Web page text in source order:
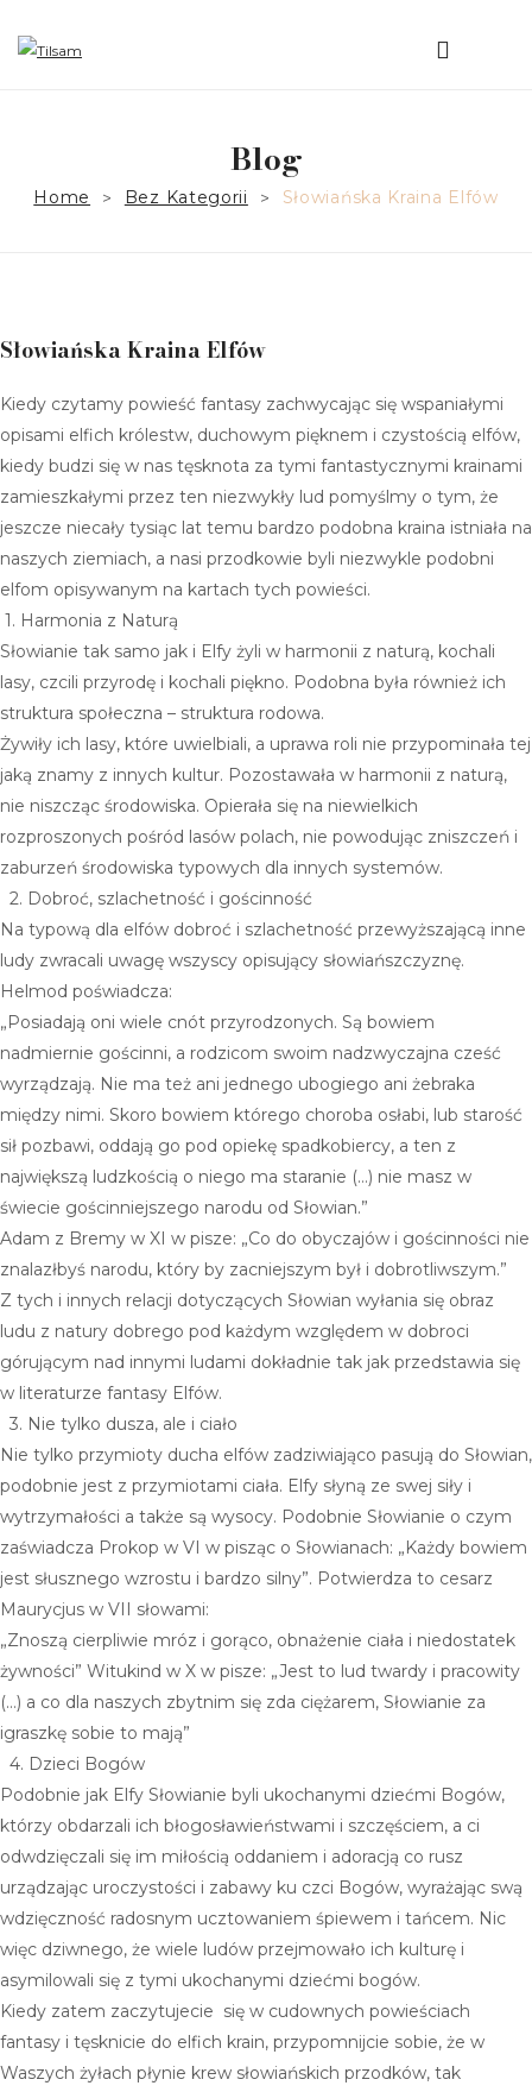
MISJA
NASZYJNIKI
PIERŚCIONKI
BRANSOLETKI
KOLCZYKI
Mitra Tilsam
Telesto Tilsam
Kirke Tilsam
Alkione Tilsam
Moonstone Tilsam
Asteria Tislam
KUPUJ Z INTENCJĄ
Balans
Dostatek
Ochrona
Odwaga
Rozwój
Wyciszenie
WYBIERZ SWÓJ KAMIEŃ
AKWAMARYN
SKAPOLIT
TOPAZ
DIAMENT HERKIMER
MOONSTONE
RUBIN
BLOG
HUMAN DESIGN
CZYM JEST HUMAN DESIGN
JAK WYBRAĆ KAMIEŃ
Blog
Home > Bez Kategorii > Słowiańska Kraina Elfów
Słowiańska Kraina Elfów
Kiedy czytamy powieść fantasy zachwycając się wspaniałymi
opisami elfich królestw, duchowym pięknem i czystością elfów,
kiedy budzi się w nas tęsknota za tymi fantastycznymi krainami
zamieszkałymi przez ten niezwykły lud pomyślmy o tym, że
jeszcze niecały tysiąc lat temu bardzo podobna kraina istniała na
naszych ziemiach, a nasi przodkowie byli niezwykle podobni
elfom opisywanym na kartach tych powieści.
1. Harmonia z Naturą
Słowianie tak samo jak i Elfy żyli w harmonii z naturą, kochali
lasy, czcili przyrodę i kochali piękno. Podobna była również ich
struktura społeczna – struktura rodowa.
Żywiły ich lasy, które uwielbiali, a uprawa roli nie przypominała tej
jaką znamy z innych kultur. Pozostawała w harmonii z naturą,
nie niszcząc środowiska. Opierała się na niewielkich
rozproszonych pośród lasów polach, nie powodując zniszczeń i
zaburzeń środowiska typowych dla innych systemów.
2. Dobroć, szlachetność i gościnność
Na typową dla elfów dobroć i szlachetność przewyższającą inne
ludy zwracali uwagę wszyscy opisujący słowiańszczyznę.
Helmod poświadcza:
„Posiadają oni wiele cnót przyrodzonych. Są bowiem
nadmiernie gościnni, a rodzicom swoim nadzwyczajna cześć
wyrządzają. Nie ma też ani jednego ubogiego ani żebraka
między nimi. Skoro bowiem którego choroba osłabi, lub starość
sił pozbawi, oddają go pod opiekę spadkobiercy, a ten z
największą ludzkością o niego ma staranie (…) nie masz w
świecie gościnniejszego narodu od Słowian.”
Adam z Bremy w XI w pisze: „Co do obyczajów i gościnności nie
znalazłbyś narodu, który by zacniejszym był i dobrotliwszym.”
Z tych i innych relacji dotyczących Słowian wyłania się obraz
ludu z natury dobrego pod każdym względem w dobroci
górującym nad innymi ludami dokładnie tak jak przedstawia się
w literaturze fantasy Elfów.
3. Nie tylko dusza, ale i ciało
Nie tylko przymioty ducha elfów zadziwiająco pasują do Słowian,
podobnie jest z przymiotami ciała. Elfy słyną ze swej siły i
wytrzymałości a także są wysocy. Podobnie Słowianie o czym
zaświadcza Prokop w VI w pisząc o Słowianach: „Każdy bowiem
jest słusznego wzrostu i bardzo silny”. Potwierdza to cesarz
Maurycjus w VII słowami:
„Znoszą cierpliwie mróz i gorąco, obnażenie ciała i niedostatek
żywności” Witukind w X w pisze: „Jest to lud twardy i pracowity
(…) a co dla naszych zbytnim się zda ciężarem, Słowianie za
igraszkę sobie to mają”
4. Dzieci Bogów
Podobnie jak Elfy Słowianie byli ukochanymi dziećmi Bogów,
którzy obdarzali ich błogosławieństwami i szczęściem, a ci
odwdzięczali się im miłością oddaniem i adoracją co rusz
urządzając uroczystości i zabawy ku czci Bogów, wyrażając swą
wdzięczność radosnym ucztowaniem śpiewem i tańcem. Nic
więc dziwnego, że wiele ludów przejmowało ich kulturę i
asymilowali się z tymi ukochanymi dziećmi bogów.
Kiedy zatem zaczytujecie się w cudownych powieściach
fantasy i tęsknicie do elfich krain, przypomnijcie sobie, że w
Waszych żyłach płynie krew słowiańskich przodków, tak